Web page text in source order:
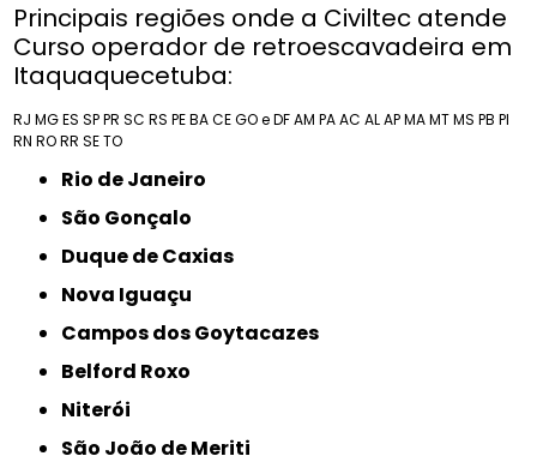
Principais regiões onde a Civiltec atende
Curso operador de retroescavadeira em
Itaquaquecetuba:
RJ MGES SPPR SC RS PEBACEGO e DFAM PAAC ALAPMAMTMS PB PI
RN RORR SETO
Rio de Janeiro
São Gonçalo
Duque de Caxias
Nova Iguaçu
Campos dos Goytacazes
Belford Roxo
Niterói
São João de Meriti